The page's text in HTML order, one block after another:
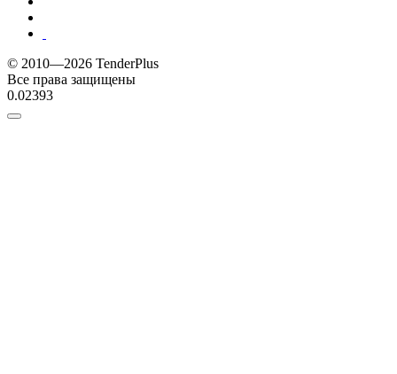
© 2010—2026 TenderPlus
Все права защищены
0.02393